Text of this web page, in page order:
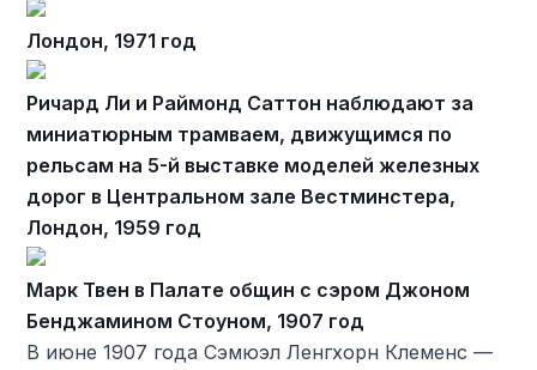
Лондон, 1971 год
Ричард Ли и Раймонд Саттон наблюдают за
миниатюрным трамваем, движущимся по
рельсам на 5-й выставке моделей железных
дорог в Центральном зале Вестминстера,
Лондон, 1959 год
Марк Твен в Палате общин с сэром Джоном
Бенджамином Стоуном, 1907 год
В июне 1907 года Сэмюэл Ленгхорн Клеменс —